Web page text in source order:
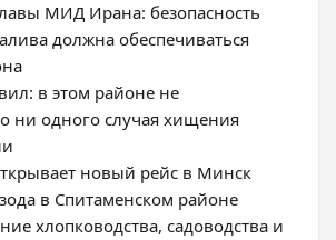
МИД Ирана: безопасность
должна обеспечиваться
в этом районе не
ни одного случая хищения
новый рейс в Минск
в Спитаменском районе
хлопководства, садоводства и